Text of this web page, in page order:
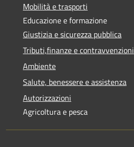
Mobilità e trasporti
Educazione e formazione
Giustizia e sicurezza pubblica
Tributi,finanze e contravvenzioni
Ambiente
Salute, benessere e assistenza
Autorizzazioni
Agricoltura e pesca